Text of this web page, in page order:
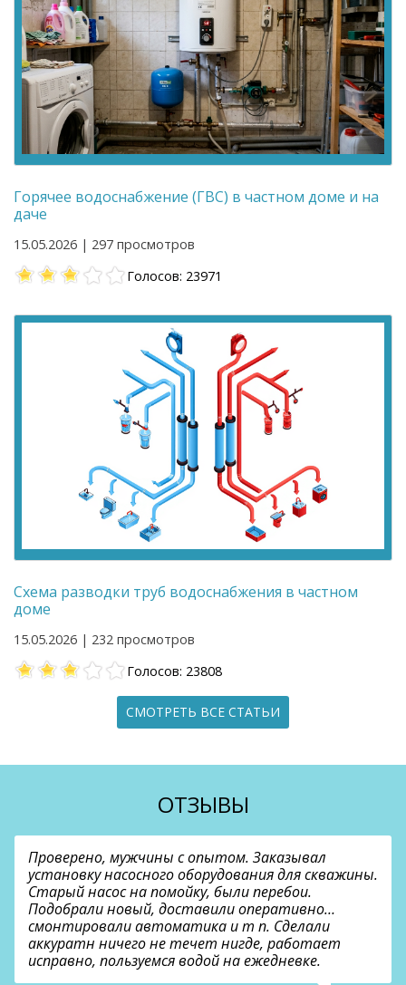
Горячее водоснабжение (ГВС) в частном доме и на
даче
15.05.2026 | 297 просмотров
Голосов: 23971
Схема разводки труб водоснабжения в частном
доме
15.05.2026 | 232 просмотров
Голосов: 23808
СМОТРЕТЬ ВСЕ СТАТЬИ
ОТЗЫВЫ
Проверено, мужчины с опытом. Заказывал
установку насосного оборудования для скважины.
Старый насос на помойку, были перебои.
Подобрали новый, доставили оперативно…
смонтировали автоматика и т п. Сделали
аккуратн ничего не течет нигде, работает
исправно, пользуемся водой на ежедневке.